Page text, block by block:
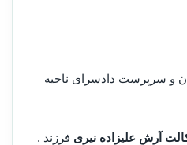
و سرپرست دادسرای ناحیه
آرش علیزاده نیری فرزند .